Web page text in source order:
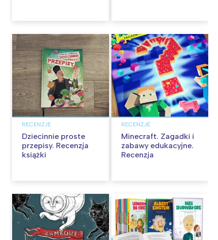
RECENZJE
Dziecinnie proste
przepisy. Recenzja
książki
RECENZJE
Minecraft. Zagadki i
zabawy edukacyjne.
Recenzja